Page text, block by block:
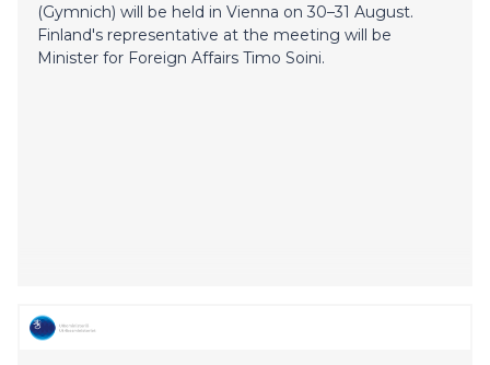
(Gymnich) will be held in Vienna on 30–31 August.
Finland's representative at the meeting will be
Minister for Foreign Affairs Timo Soini.